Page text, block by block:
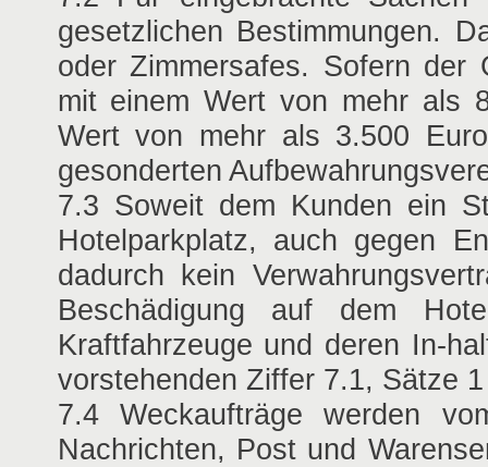
gesetzlichen Bestimmungen.
oder Zimmersafes. Sofern der
mit einem Wert von mehr als
Wert von mehr als 3.500
gesonderten
7.3 Soweit dem Kunden ein
Hotelparkplatz, auch gegen
dadurch kein
Beschädigung auf dem
Kraftfahrzeuge und deren In-
vorstehenden Ziffer 7.1, Sätze
7.4 Weckaufträge werden
Nachrichten, Post und